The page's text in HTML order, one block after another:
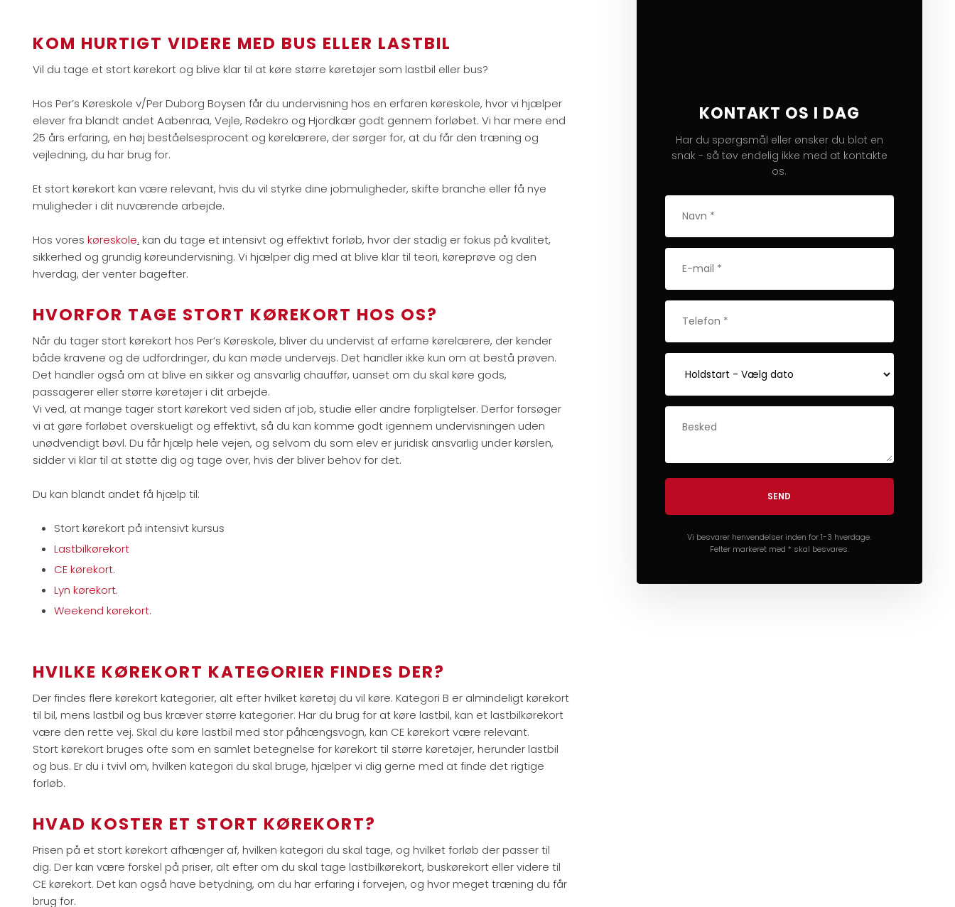
KOM HURTIGT VIDERE MED BUS ELLER LASTBIL
Vil du tage et stort kørekort og blive klar til at køre større køretøjer som lastbil eller bus?
Hos Per’s Køreskole v/Per Duborg Boysen får du undervisning hos en erfaren køreskole, hvor vi hjælper
elever fra blandt andet Aabenraa, Vejle, Rødekro og Hjordkær godt gennem forløbet. Vi har mere end
25 års erfaring, en høj beståelsesprocent og kørelærere, der sørger for, at du får den træning og
vejledning, du har brug for.
Et stort kørekort kan være relevant, hvis du vil styrke dine jobmuligheder, skifte branche eller få nye
muligheder i dit nuværende arbejde.
Hos voreskøreskole. kan du tage et intensivt og effektivt forløb, hvor der stadig er fokus på kvalitet,
sikkerhed og grundig køreundervisning. Vi hjælper dig med at blive klar til teori, køreprøve og den
hverdag, der venter bagefter.
HVORFOR TAGE STORT KØREKORT HOS OS?
Når du tager stort kørekort hos Per’s Køreskole, bliver du undervist af erfarne kørelærere, der kender
både kravene og de udfordringer, du kan møde undervejs. Det handler ikke kun om at bestå prøven.
Det handler også om at blive en sikker og ansvarlig chauffør, uanset om du skal køre gods,
passagerer eller større køretøjer i dit arbejde.
Vi ved, at mange tager stort kørekort ved siden af job, studie eller andre forpligtelser. Derfor forsøger
vi at gøre forløbet overskueligt og effektivt, så du kan komme godt igennem undervisningen uden
unødvendigt bøvl. Du får hjælp hele vejen, og selvom du som elev er juridisk ansvarlig under kørslen,
sidder vi klar til at støtte dig og tage over, hvis der bliver behov for det.
Du kan blandt andet få hjælp til:
Stort kørekort på intensivt kursus
Lastbilkørekort
​CE kørekort.
Lyn kørekort.
​Weekend kørekort.
HVILKE KØREKORT KATEGORIER FINDES DER?
Der findes flere kørekort kategorier, alt efter hvilket køretøj du vil køre. Kategori B er almindeligt kørekort
til bil, mens lastbil og bus kræver større kategorier. Har du brug for at køre lastbil, kan et lastbilkørekort
være den rette vej. Skal du køre lastbil med stor påhængsvogn, kan CE kørekort være relevant.
Stort kørekort bruges ofte som en samlet betegnelse for kørekort til større køretøjer, herunder lastbil
og bus. Er du i tvivl om, hvilken kategori du skal bruge, hjælper vi dig gerne med at finde det rigtige
forløb.
HVAD KOSTER ET STORT KØREKORT?
Prisen på et stort kørekort afhænger af, hvilken kategori du skal tage, og hvilket forløb der passer til
dig. Der kan være forskel på priser, alt efter om du skal tage lastbilkørekort, buskørekort eller videre til
CE kørekort. Det kan også have betydning, om du har erfaring i forvejen, og hvor meget træning du får
brug for.
KONTAKT OS I DAG
Har du spørgsmål eller ønsker du blot en
snak - så tøv endelig ikke med at kontakte
os.
Vi besvarer henvendelser inden for 1-3 hverdage.
Felter markeret med * skal besvares.